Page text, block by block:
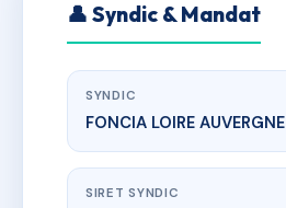
👤 Syndic & Mandat
SYNDIC
FONCIA LOIRE AUVERGNE
SIRET SYNDIC